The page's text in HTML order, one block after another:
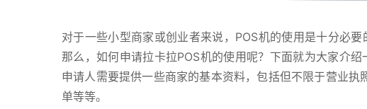
对于一些小型商家或创业者来说，POS机的使用是十分必
那么，如何申请拉卡拉POS机的使用呢？下面就为大家介
申请人需要提供一些商家的基本资料，包括但不限于营业
单等等。